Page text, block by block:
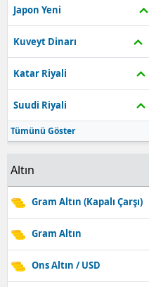
Japon Yeni
Kuveyt Dinarı
Katar Riyali
Suudi Riyali
Tümünü Göster
Altın
Gram Altın (Kapalı Çarşı)
Gram Altın
Ons Altın / USD